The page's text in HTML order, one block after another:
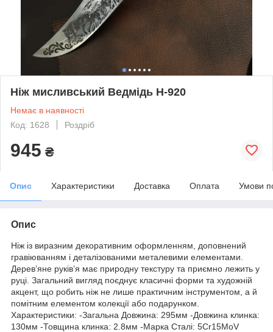
Ніж мисливський Ведмідь H-920
Немає в наявності
Код: 1628
Роздріб
945 ₴
Опис Характеристики Доставка Оплата Умови
Опис
Ніж із виразним декоративним оформленням, доповнений
гравіюванням і деталізованими металевими елементами.
Дерев’яне руків’я має природну текстуру та приємно лежить у
руці. Загальний вигляд поєднує класичні форми та художній
акцент, що робить ніж не лише практичним інструментом, а й
помітним елементом колекції або подарунком.
Характеристики: -Загальна Довжина: 295мм -Довжина клинка:
130мм -Товщина клинка: 2.8мм -Марка Сталі: 5Cr15MoV